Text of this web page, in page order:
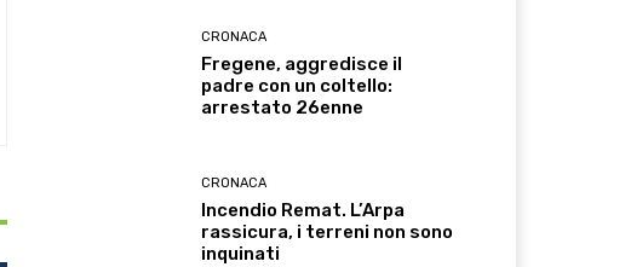
CRONACA
Fregene, aggredisce il
padre con un coltello:
arrestato 26enne
CRONACA
Incendio Remat. L’Arpa
rassicura, i terreni non sono
inquinati